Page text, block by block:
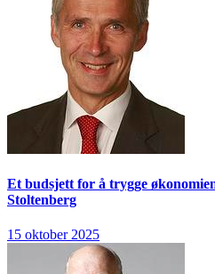
Et budsjett for å trygge
Stoltenberg
15 oktober 2025